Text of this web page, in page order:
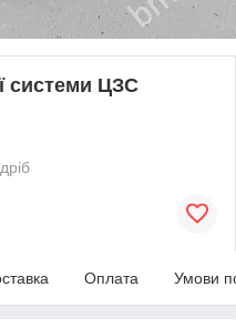
системи ЦЗС
Оплата Умови